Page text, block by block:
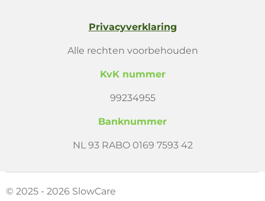
I
Privacyverklaring
Alle rechten voorbehouden
KvK nummer
99234955
Banknummer
NL 93 RABO 0169 7593 42
© 2025 - 2026 SlowCare